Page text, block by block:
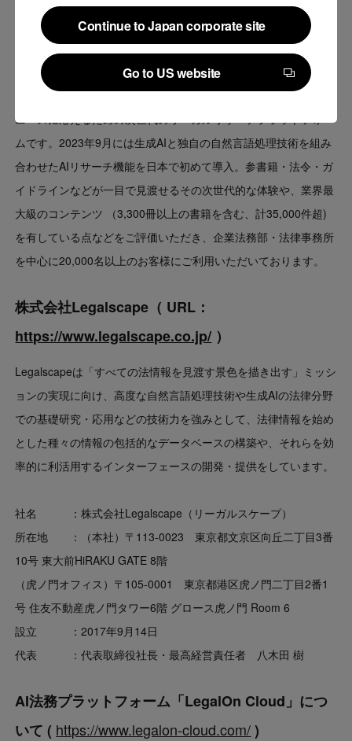
Continue to Japan corporate site
Continue to Japan corporate site
Go to US website
Go to US website
「Legalscape（リーガルスケープ）」について（
https://www.legalscape.jp/）
Legalscape（リーガルスケープ）は、2021年6月より提供を開始
した、法務・ビジネスパーソンの皆様がもつ法律関連情報の収集
ニーズに応えるための次世代のリーガルリサーチプラットフォー
ムです。2023年9月には生成AIと独自の自然言語処理技術を組み
合わせたAIリサーチ機能を日本で初めて導入。参書籍・法令・ガ
イドラインなどが一目で見渡せるその次世代的な体験や、業界最
大級のコンテンツ （3,300冊以上の書籍を含む、計35,000件超)
を有している点などをご評価いただき、企業法務部・法律事務所
を中心に20,000名以上のお客様にご利用いただいております。
株式会社Legalscape（ URL：
https://www.legalscape.co.jp/ ）
Legalscapeは「すべての法情報を見渡す景色を描き出す」ミッシ
ョンの実現に向け、高度な自然言語処理技術や生成AIの法律分野
での基礎研究・応用などの技術力を強みとして、法律情報を始め
とした種々の情報の包括的なデータベースの構築や、それらを効
率的に利活用するインターフェースの開発・提供をしています。
社名 ：株式会社Legalscape（リーガルスケープ）
所在地 ：（本社）〒113-0023 東京都文京区向丘二丁目3番
10号 東大前HiRAKU GATE 8階
（虎ノ門オフィス）〒105-0001 東京都港区虎ノ門二丁目2番1
号 住友不動産虎ノ門タワー6階 グロース虎ノ門 Room 6
設立 ：2017年9月14日
代表 ：代表取締役社長・最高経営責任者 八木田 樹
AI法務プラットフォーム「LegalOn Cloud」につ
いて ( https://www.legalon-cloud.com/)